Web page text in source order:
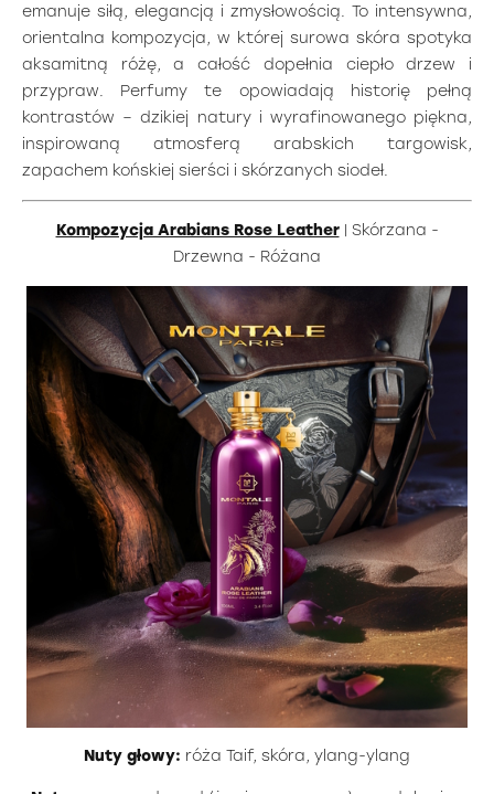
emanuje siłą, elegancją i zmysłowością. To intensywna,
orientalna kompozycja, w której surowa skóra spotyka
aksamitną różę, a całość dopełnia ciepło drzew i
przypraw. Perfumy te opowiadają historię pełną
kontrastów – dzikiej natury i wyrafinowanego piękna,
inspirowaną atmosferą arabskich targowisk,
zapachem końskiej sierści i skórzanych siodeł.
Kompozycja Arabians Rose Leather| Skórzana -
Drzewna - Różana
Nuty głowy: róża Taif, skóra, ylang-ylang